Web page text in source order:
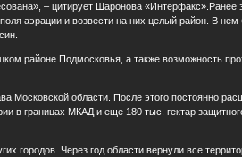
– цитирует Шаронова
аэрации и возвести на них целый район. В
районе Подмосковья, а также возможность
Московской области. После этого постоянно
в границах МКАД и еще 180 тыс. гектар
городов. Через год области вернули все